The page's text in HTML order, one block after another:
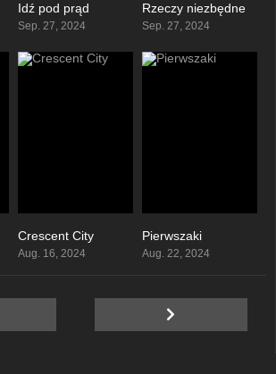
Idź pod prąd
Sep. 27, 2024
0
Rzeczy niezbędne
Sep. 27, 2024
Crescent City
Aug. 16, 2024
Pierwszaki
Aug. 22, 2024